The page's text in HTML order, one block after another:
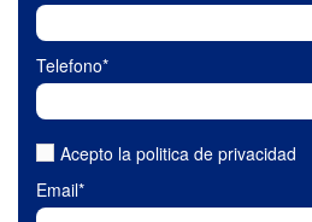
Telefono*
Acepto la politica de privacidad
Email*